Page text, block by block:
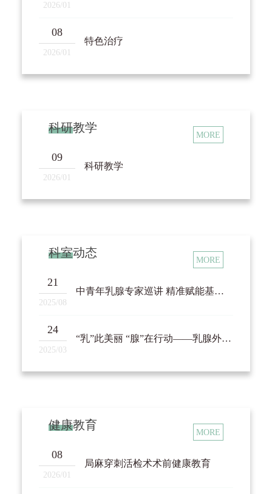
综合治疗、乳腺整形修复等复杂领域造诣深
二、设备配备
目前科室具备乳腺增生治疗仪、乳腺微
创旋切治疗仪、乳腺腔镜辅助技术系统、乳
腺活检设备、Mark定位标记、彩色多谱勒超
乳腺磁共振等设备，并配备相应乳腺癌诊疗
指南指导药物，科室诊疗和手术设备齐全。
三、收治范围与开展项目
科室诊疗范畴广泛且专精，涵盖各类乳
腺良恶性疾病。良性病种包括乳腺增生、乳
腺纤维腺瘤、乳腺囊肿、乳腺炎（哺乳期与
痛、纤维腺瘤占位等困扰，提供个性化药
物、理疗、微创干预方案；恶性疾病聚焦乳
腺癌各亚型，从原位癌到局部晚期、转移性
2026/01
08
2026/01
特色治疗
科研教学
MORE
09
2026/01
科研教学
科室动态
MORE
21
2025/08
中青年乳腺专家巡讲 精准赋能基层乳腺癌诊疗服务能力升级
24
2025/03
“乳”此美丽 “腺”在行动——乳腺外科举办科普患教会
健康教育
MORE
08
2026/01
局麻穿刺活检术术前健康教育